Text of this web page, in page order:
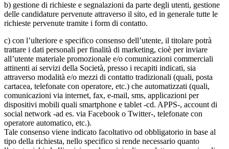
b) gestione di richieste e segnalazioni da parte degli utenti, gestione
delle candidature pervenute attraverso il sito, ed in generale tutte le
richieste pervenute tramite i form di contatto.
c) con l’ulteriore e specifico consenso dell’utente, il titolare potrà
trattare i dati personali per finalità di marketing, cioè per inviare
all’utente materiale promozionale e/o comunicazioni commerciali
attinenti ai servizi della Società, presso i recapiti indicati, sia
attraverso modalità e/o mezzi di contatto tradizionali (quali, posta
cartacea, telefonate con operatore, etc.) che automatizzati (quali,
comunicazioni via internet, fax, e-mail, sms, applicazioni per
dispositivi mobili quali smartphone e tablet -cd. APPS-, account di
social network -ad es. via Facebook o Twitter-, telefonate con
operatore automatico, etc.).
Tale consenso viene indicato facoltativo od obbligatorio in base al
tipo della richiesta, nello specifico si rende necessario quanto